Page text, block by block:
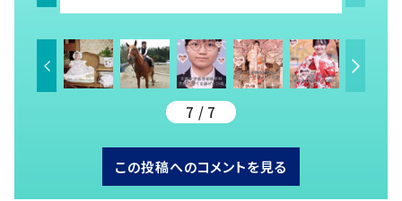
前では頑なに
立たない1歳児
が可愛すぎ
る…！
7 / 7
この投稿へのコメントを見る